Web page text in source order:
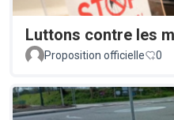
Luttons contre les
Proposition officielle
0